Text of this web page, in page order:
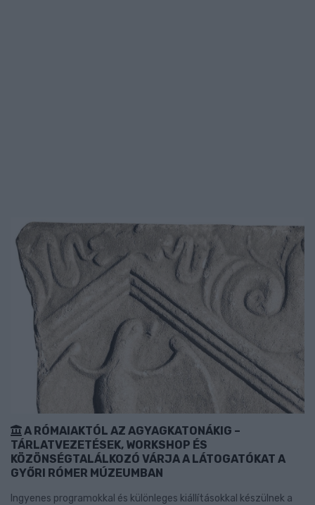
A RÓMAIAKTÓL AZ AGYAGKATONÁKIG –
TÁRLATVEZETÉSEK, WORKSHOP ÉS
KÖZÖNSÉGTALÁLKOZÓ VÁRJA A LÁTOGATÓKAT A
GYŐRI RÓMER MÚZEUMBAN
Ingyenes programokkal és különleges kiállításokkal készülnek a